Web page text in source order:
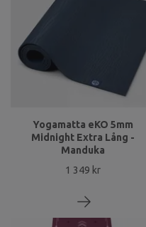
Yogamatta eKO 5mm
Midnight Extra Lång -
Manduka
1 349 kr